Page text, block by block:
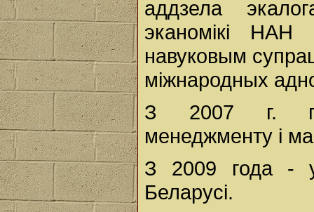
аддзела
эканомікі
навуковым
міжнародных
З 2007 г.
менеджменту і
З 2009 года -
Беларусі.